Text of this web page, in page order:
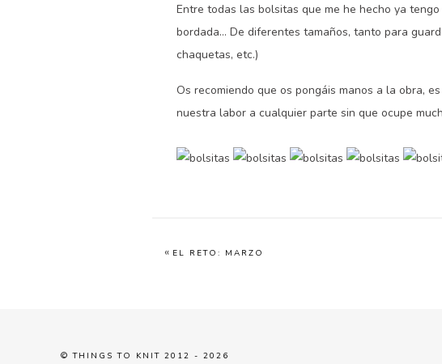
Entre todas las bolsitas que me he hecho ya
bordada… De diferentes tamaños, tanto para
chaquetas, etc.)
Os recomiendo que os pongáis manos a la obra,
nuestra labor a cualquier parte sin que ocupe
« EL RETO: MARZO
© THINGS TO KNIT 2012 - 2026